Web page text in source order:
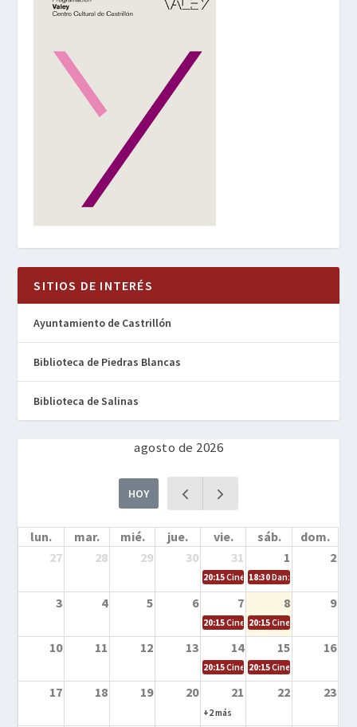
SITIOS DE INTERÉS
Ayuntamiento de Castrillón
Biblioteca de Piedras Blancas
Biblioteca de Salinas
agosto de 2026
HOY
lun. mar. mié. jue. vie. sáb.
dom.
27
28 29 30 31 1 2
20:15Cine en la calle – Cómo
18:30Danza – Cita en el
3 4 5 6 7 8 9
20:15Cine en la calle – El niño y la
20:15Cine en la calle –
10 11 12 13 14 15 16
20:15Cine en la calle – Tortugas
20:15Cine en la calle –
17 18 19 20 21 22 23
+2 más